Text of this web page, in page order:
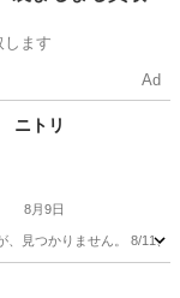
します
Ad
ニトリ
8月9日
見つかりません。 8/11